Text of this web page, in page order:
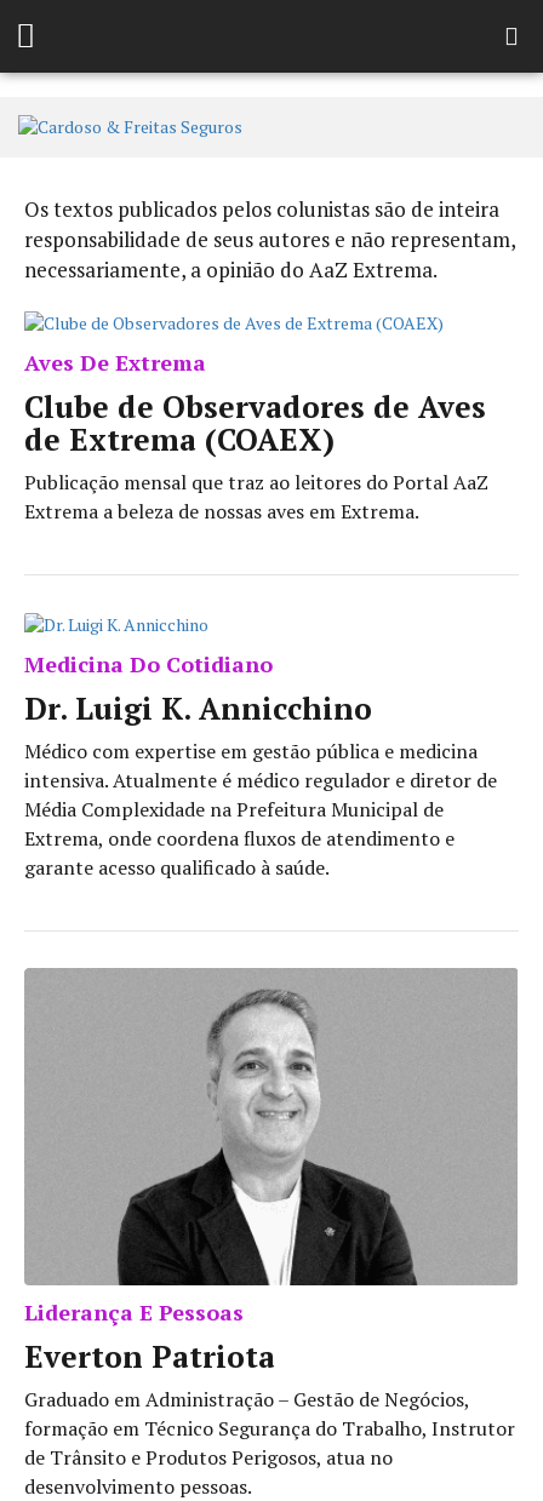
Os textos publicados pelos colunistas são de inteira
responsabilidade de seus autores e não representam,
necessariamente, a opinião do AaZ Extrema.
Aves De Extrema
Clube de Observadores de Aves
de Extrema (COAEX)
Publicação mensal que traz ao leitores do Portal AaZ
Extrema a beleza de nossas aves em Extrema.
Medicina Do Cotidiano
Dr. Luigi K. Annicchino
Médico com expertise em gestão pública e medicina
intensiva. Atualmente é médico regulador e diretor de
Média Complexidade na Prefeitura Municipal de
Extrema, onde coordena fluxos de atendimento e
garante acesso qualificado à saúde.
Liderança E Pessoas
Everton Patriota
Graduado em Administração – Gestão de Negócios,
formação em Técnico Segurança do Trabalho, Instrutor
de Trânsito e Produtos Perigosos, atua no
desenvolvimento pessoas.